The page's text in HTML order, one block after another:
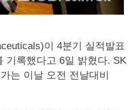
이 4분기 실적발표
기록했다고 6일 밝혔다. SK
는 이날 오전 전날대비